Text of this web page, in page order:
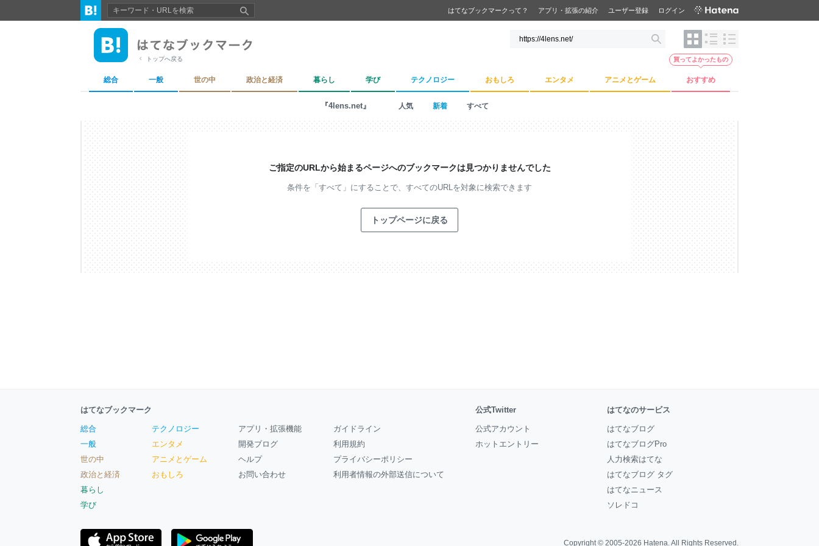
はてなブックマークって？ アプリ・拡張の紹介 ユーザー登録 ログイン
トップへ戻る
総合 一般 世の中 政治と経済 暮らし 学び テクノロジー おもしろ エンタメ アニメとゲーム おすすめ
買ってよかったもの
『4lens.net』 人気 新着 すべて
ご指定のURLから始まるページへのブックマークは見つかりませんでした
条件を「すべて」にすることで、 すべてのURLを対象に検索できます
トップページに戻る
はてなブックマーク
総合
一般
世の中
政治と経済
暮らし
学び
テクノロジー
エンタメ
アニメとゲーム
おもしろ
アプリ・拡張機能
開発ブログ
ヘルプ
お問い合わせ
ガイドライン
利用規約
プライバシーポリシー
利用者情報の外部送信について
公式Twitter
公式アカウント
ホットエントリー
はてなのサービス
はてなブログ
はてなブログPro
人力検索はてな
はてなブログ タグ
はてなニュース
ソレドコ
Copyright © 2005-2026 Hatena. All Rights Reserved.